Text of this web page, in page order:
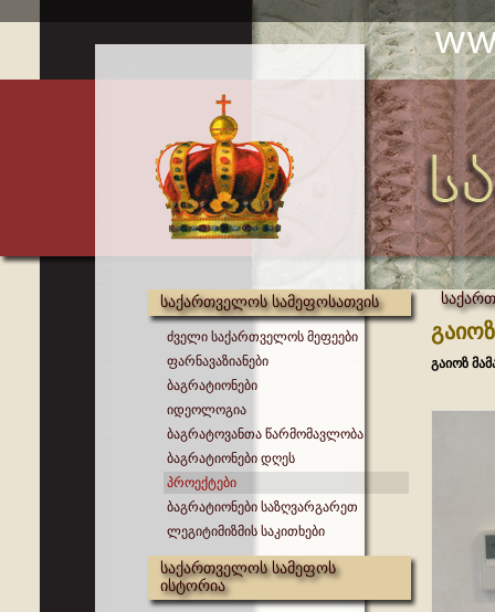
საქართველოს სამეფოსათვის
ძველი საქართველოს მეფეები
ფარნავაზიანები
ბაგრატიონები
იდეოლოგია
ბაგრატოვანთა წარმომავლობა
ბაგრატიონები დღეს
პროექტები
ბაგრატიონები საზღვარგარეთ
ლეგიტიმიზმის საკითხები
საქართველოს სამეფოს
ისტორია
გაიოზ